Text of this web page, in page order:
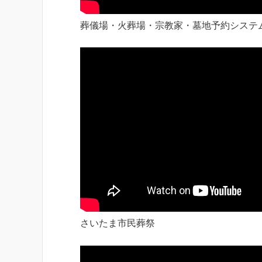
葬儀場・火葬場・宗教家・墓地予約システ
さいたま市民葬祭